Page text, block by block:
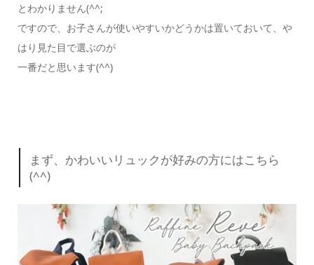
とわかりません(^^;
ですので、お子さんが使いやすいかどうかは置いておいて、や
はり見た目で選ぶのが
一番だと思います(^^)
まず、かわいいリュックが好みの方にはこちら
(^^)